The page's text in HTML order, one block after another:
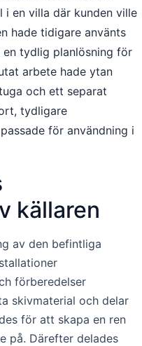
i en villa där kunden ville
hade tidigare använts
en tydlig planlösning för
arbete hade ytan
och ett separat
tydligare
för användning i
källaren
av den befintliga
förberedelser
skivmaterial och delar
för att skapa en ren
på. Därefter delades